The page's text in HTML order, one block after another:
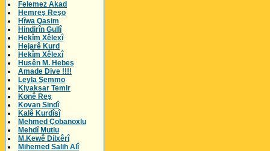
Felemez Akad
Hemreş Reşo
Hîwa Qasim
Hindirîn Gullî
Hekîm Xêlexî
Hejarê Kurd
Hekîm Xêlexî
Husên M. Hebeş
Amade Dive !!!!
Leyla Şemmo
Kiyaksar Temir
Konê Reş
Kovan Sindî
Kalê Kurdîsî
Mehmed Çobanoxlu
Mehdî Mutlu
M.Kewê Dilxêrî
Mihemed Salih Alî